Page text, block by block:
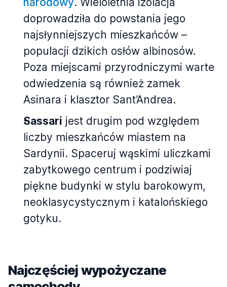
doprowadziła do powstania jego
najsłynniejszych mieszkańców –
populacji dzikich osłów albinosów.
Poza miejscami przyrodniczymi warte
odwiedzenia są również zamek
Asinara i klasztor Sant’Andrea.
Sassari jest drugim pod względem
liczby mieszkańców miastem na
Sardynii. Spaceruj wąskimi uliczkami
zabytkowego centrum i podziwiaj
piękne budynki w stylu barokowym,
neoklasycystycznym i katalońskiego
gotyku.
Najczęściej wypożyczane